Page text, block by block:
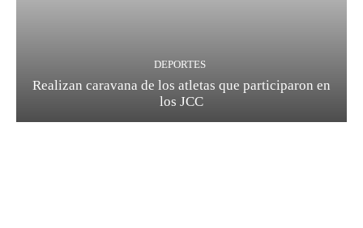
DEPORTES
Realizan caravana de los atletas que participaron en
los JCC